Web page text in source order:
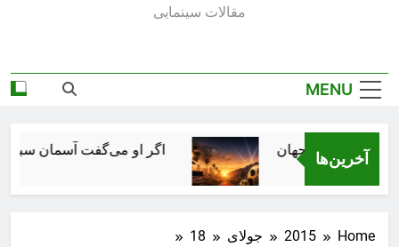
مقالات سينمايى
MENU
آخرین‌ها
صنعت سینمای جهان اگر او می‌گفت آسمان سبز
Home
2015 جولای
18